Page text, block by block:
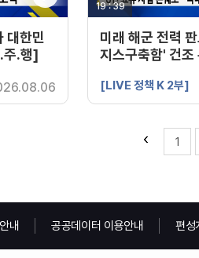
대한민
주.행]
영상 재생시간
19 : 39
미래 해군 전력
지스구축함' 건
[LIVE 정책 K 2부]
1
내 공공데이터 이용안내 편성